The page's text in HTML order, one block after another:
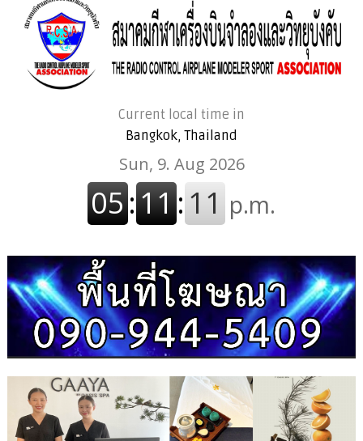
Current local time in
Bangkok, Thailand